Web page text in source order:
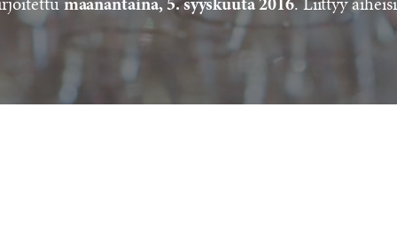
maanantaina, 5. syyskuuta 2016. Liittyy